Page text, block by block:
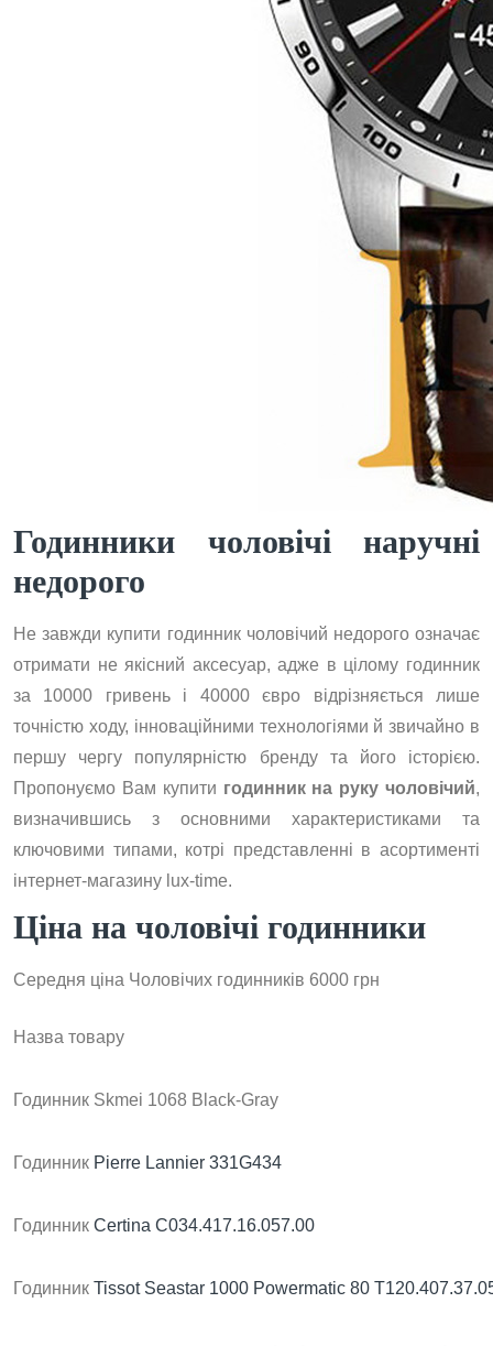
Годинники чоловічі наручні
недорого
Не завжди купити годинник чоловічий недорого означає
отримати не якісний аксесуар, адже в цілому годинник
за 10000 гривень і 40000 євро відрізняється лише
точністю ходу, інноваційними технологіями й звичайно в
першу чергу популярністю бренду та його історією.
Пропонуємо Вам купити годинник на руку чоловічий,
визначившись з основними характеристиками та
ключовими типами, котрі представленні в асортименті
інтернет-магазину lux-time.
Ціна на чоловічі годинники
Середня ціна Чоловічих годинників 6000 грн
Назва товару
Годинник Skmei 1068 Black-Gray
Годинник Pierre Lannier 331G434
Годинник Certina C034.417.16.057.00
Годинник Tissot Seastar 1000 Powermatic 80